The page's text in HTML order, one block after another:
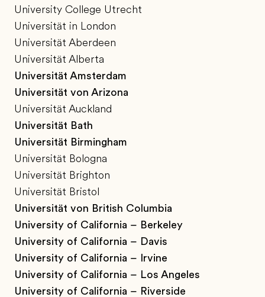
University College Utrecht
Universität in London
Universität Aberdeen
Universität Alberta
Universität Amsterdam
Universität von Arizona
Universität Auckland
Universität Bath
Universität Birmingham
Universität Bologna
Universität Brighton
Universität Bristol
Universität von British Columbia
University of California – Berkeley
University of California – Davis
University of California – Irvine
University of California – Los Angeles
University of California – Riverside